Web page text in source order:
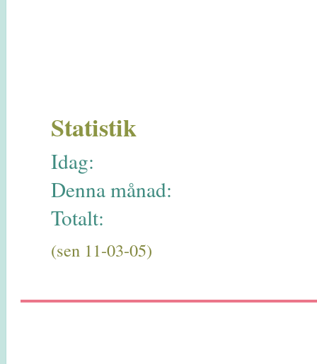
Statistik
Idag:
Denna månad:
Totalt:
(sen 11-03-05)